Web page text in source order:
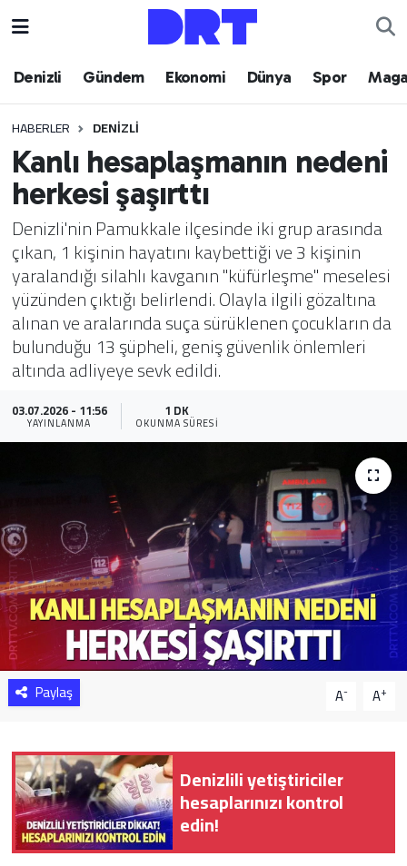
Denizli Gündem Ekonomi Dünya Spor
HABERLER DENIZLI
Kanlı hesaplaşmanın nedeni
herkesi şaşırttı
Denizli'nin Pamukkale ilçesinde iki grup arasında
çıkan, 1 kişinin hayatını kaybettiği ve 3 kişinin
yaralandığı silahlı kavganın "küfürleşme" meselesi
yüzünden çıktığı belirlendi. Olayla ilgili gözaltına
alınan ve aralarında suça sürüklenen çocukların da
bulunduğu 13 şüpheli, geniş güvenlik önlemleri
altında adliyeye sevk edildi.
03.07.2026 - 11:56
YAYINLANMA
1 DK
OKUNMA SÜRESI
Paylaş A- A+
Denizlili yetiştiriciler
hesaplarınızı kontrol
edin!
Denizli
Ekonomi
Dünya
Spor
Magazin
Teknoloji
Sağlık
Resmi İlan
Resmi Reklam
Hava Durumu
Trafik Durumu
Puan Durumu ve Fikstür
Tüm Manşetler
Son Dakika Haberleri
Haber Arşivi